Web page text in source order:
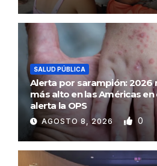
SALUD PÚBLICA
Alerta por sarampión: 2026
más alto en las Américas
alerta la OPS
AGOSTO 8, 2026 0